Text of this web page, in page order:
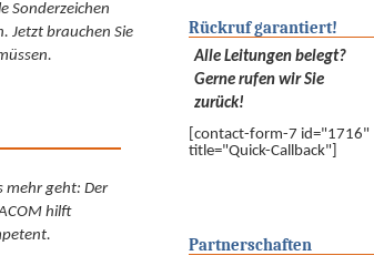
Rückruf garantiert!
Alle Leitungen belegt?
Gerne rufen wir Sie
zurück!
[contact-form-7 id="1716"
title="Quick-Callback"]
Partnerschaften
Sonder­­­zeichen
Jetzt brauchen Sie
mehr geht: Der
hilft